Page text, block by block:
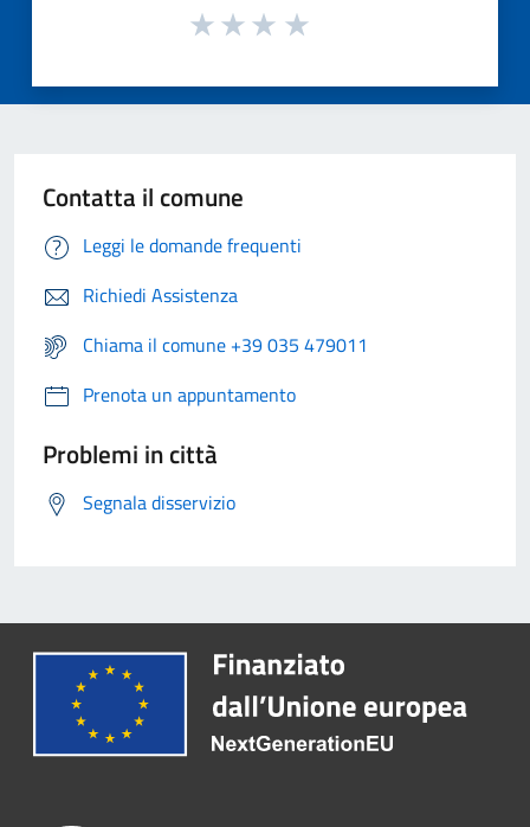
Contatta il comune
Leggi le domande frequenti
Richiedi Assistenza
Chiama il comune +39 035 479011
Prenota un appuntamento
Problemi in città
Segnala disservizio